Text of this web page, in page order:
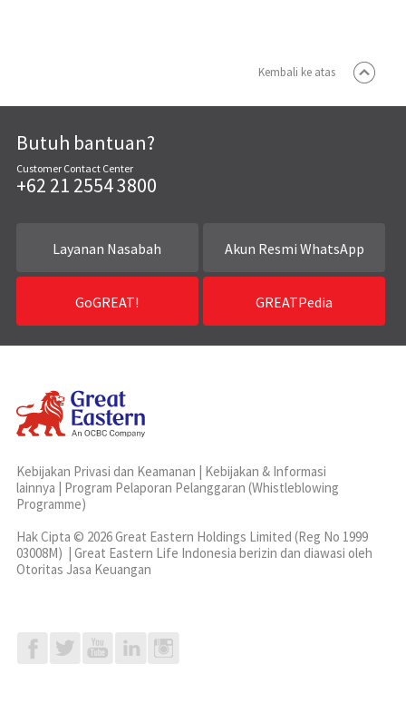
Kembali ke atas
Butuh bantuan?
Customer Contact Center
+62 21 2554 3800
Layanan Nasabah Akun Resmi WhatsApp
GoGREAT! GREATPedia
Kebijakan Privasi dan Keamanan | Kebijakan & Informasi
lainnya | Program Pelaporan Pelanggaran (Whistleblowing
Programme)
Hak Cipta © 2026 Great Eastern Holdings Limited (Reg No 1999
03008M) | Great Eastern Life Indonesia berizin dan diawasi oleh
Otoritas Jasa Keuangan